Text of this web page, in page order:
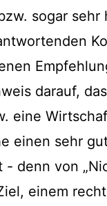
sogar sehr
darauf,
eine
einen sehr
- denn von
einem